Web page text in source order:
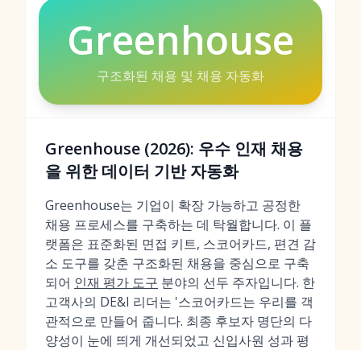
Greenhouse
구조화된 채용 및 채용 자동화
Greenhouse (2026): 우수 인재 채용
을 위한 데이터 기반 자동화
Greenhouse는 기업이 확장 가능하고 공정한
채용 프로세스를 구축하는 데 탁월합니다. 이 플
랫폼은 표준화된 면접 키트, 스코어카드, 편견 감
소 도구를 갖춘 구조화된 채용을 중심으로 구축
되어 인재 평가 도구 분야의 선두 주자입니다. 한
고객사의 DE&I 리더는 '스코어카드는 우리를 객
관적으로 만들어 줍니다. 최종 후보자 명단의 다
양성이 눈에 띄게 개선되었고 신입사원 성과 평